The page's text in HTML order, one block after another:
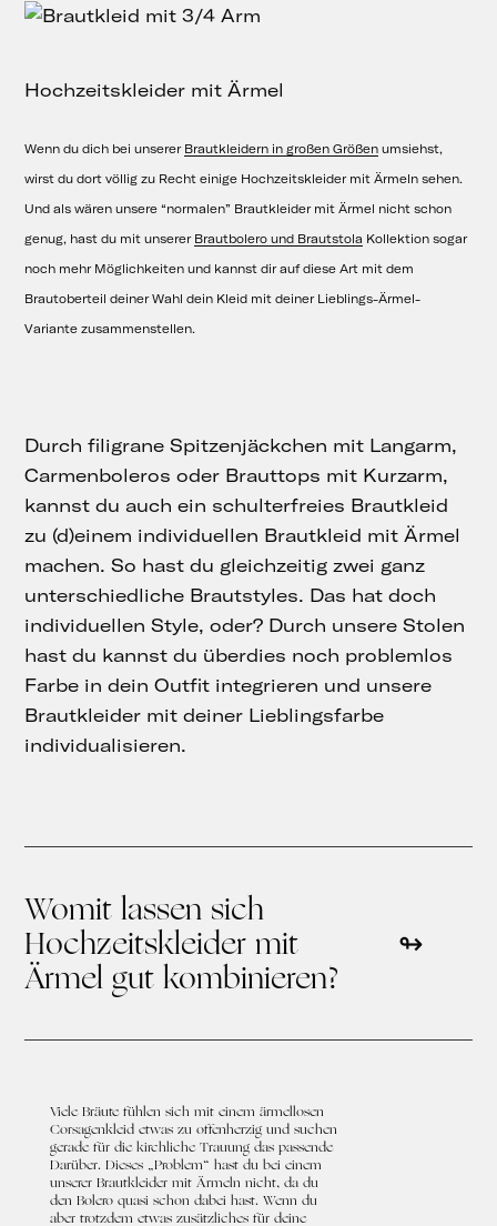
Hochzeitskleider mit Ärmel
Wenn du dich bei unserer Brautkleidern in großen Größen umsiehst,
wirst du dort völlig zu Recht einige Hochzeitskleider mit Ärmeln sehen.
Und als wären unsere “normalen” Brautkleider mit Ärmel nicht schon
genug, hast du mit unserer Brautbolero und Brautstola Kollektion sogar
noch mehr Möglichkeiten und kannst dir auf diese Art mit dem
Brautoberteil deiner Wahl dein Kleid mit deiner Lieblings-Ärmel-
Variante zusammenstellen.
Durch filigrane Spitzenjäckchen mit Langarm,
Carmenboleros oder Brauttops mit Kurzarm,
kannst du auch ein schulterfreies Brautkleid
zu (d)einem individuellen Brautkleid mit Ärmel
machen. So hast du gleichzeitig zwei ganz
unterschiedliche Brautstyles. Das hat doch
individuellen Style, oder? Durch unsere Stolen
hast du kannst du überdies noch problemlos
Farbe in dein Outfit integrieren und unsere
Brautkleider mit deiner Lieblingsfarbe
individualisieren.
Womit lassen sich
Hochzeitskleider mit
Ärmel gut kombinieren?
Viele Bräute fühlen sich mit einem ärmellosen
Corsagenkleid etwas zu offenherzig und suchen
gerade für die kirchliche Trauung das passende
Darüber. Dieses „Problem“ hast du bei einem
unserer Brautkleider mit Ärmeln nicht, da du
den Bolero quasi schon dabei hast. Wenn du
aber trotzdem etwas zusätzliches für deine